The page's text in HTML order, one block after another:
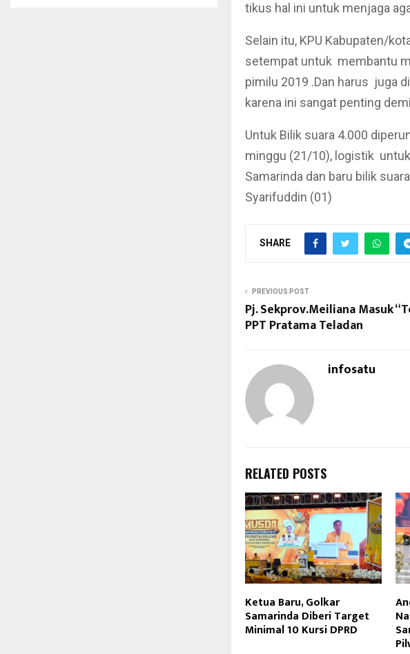
tikus hal ini untuk menjaga
Selain itu, KPU Kabupaten/
setempat untuk membantu
pimilu 2019 .Dan harus juga
karena ini sangat penting
Untuk Bilik suara 4.000
minggu (21/10), logistik
Samarinda dan baru bilik
Syarifuddin (01)
SHARE
PREVIOUS POST
Pj. Sekprov.Meiliana Masuk
PPT Pratama Teladan
infosatu
RELATED POSTS
Ketua Baru, Golkar
Samarinda Diberi Target
Minimal 10 Kursi DPRD